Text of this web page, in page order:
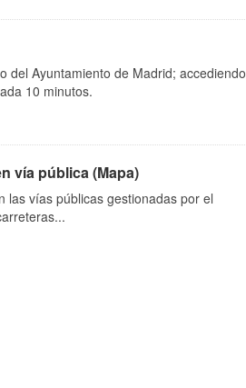
del Ayuntamiento de Madrid; accediendo
10 minutos.
vía pública (Mapa)
las vías públicas gestionadas por el